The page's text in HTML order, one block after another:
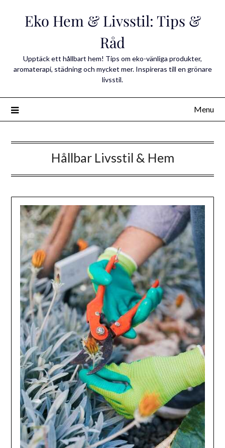
Eko Hem & Livsstil: Tips &
Råd
Upptäck ett hållbart hem! Tips om eko-vänliga produkter,
aromaterapi, städning och mycket mer. Inspireras till en grönare
livsstil.
Menu
Hållbar Livsstil & Hem